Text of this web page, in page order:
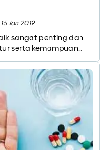
Jan 2019
sangat penting dan
serta kemampuan